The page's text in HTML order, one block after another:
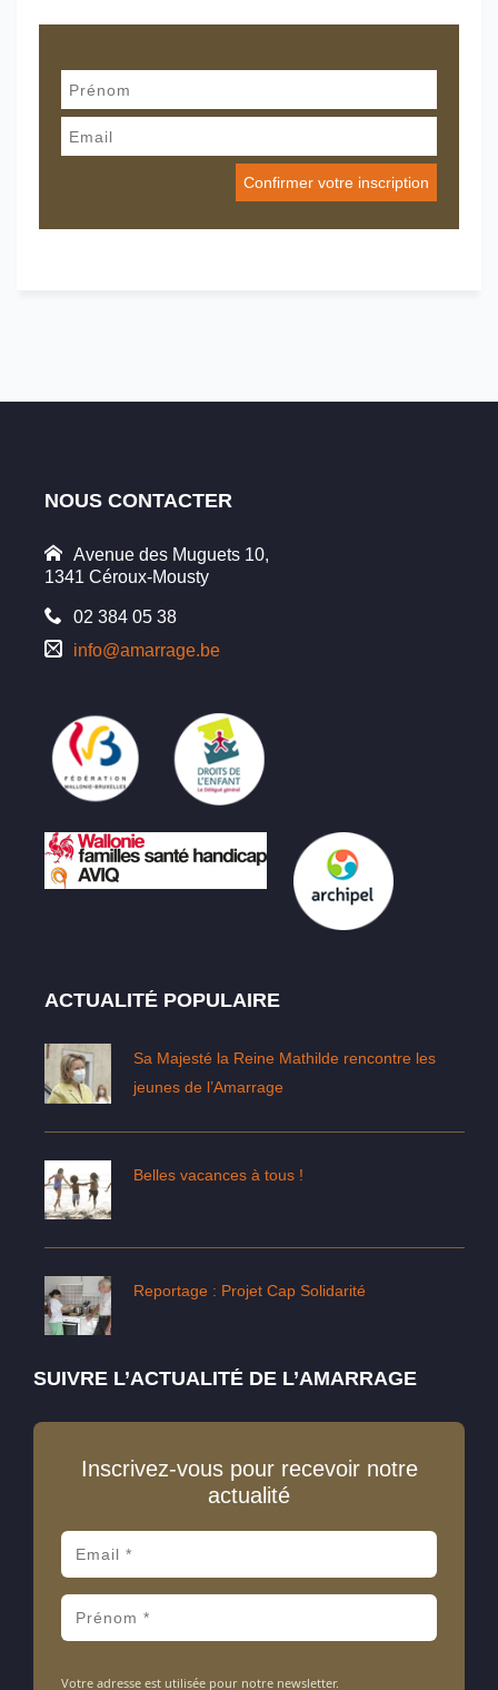
NOUS CONTACTER
Avenue des Muguets 10,
1341 Céroux-Mousty
02 384 05 38
info@amarrage.be
ACTUALITÉ POPULAIRE
Sa Majesté la Reine Mathilde rencontre les
jeunes de l’Amarrage
Belles vacances à tous !
Reportage : Projet Cap Solidarité
SUIVRE L’ACTUALITÉ DE L’AMARRAGE
Inscrivez-vous pour recevoir notre
actualité
Votre adresse est utilisée pour notre newsletter.